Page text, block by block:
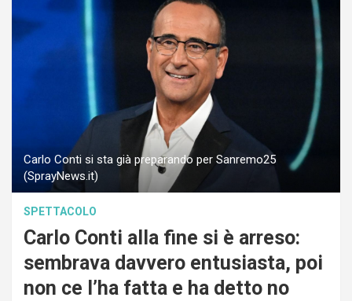
Carlo Conti si sta già preparando per Sanremo25
(SprayNews.it)
SPETTACOLO
Carlo Conti alla fine si è arreso:
sembrava davvero entusiasta, poi
non ce l’ha fatta e ha detto no